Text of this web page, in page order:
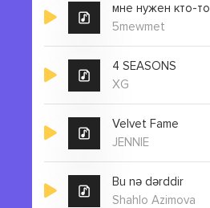
мне нужен кто-
5mewmet
4 SEASONS
XG
Velvet Fame
JENNIE
Bu nə dərddir
Shahlo Azimova